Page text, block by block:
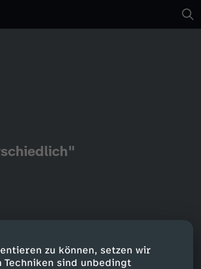
zu können, setzen wir
sind unbedingt